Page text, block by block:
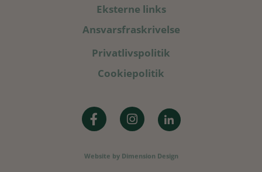
Eksterne links
Ansvarsfraskrivelse
Privatlivspolitik
Cookiepolitik
Website by Dimension Design